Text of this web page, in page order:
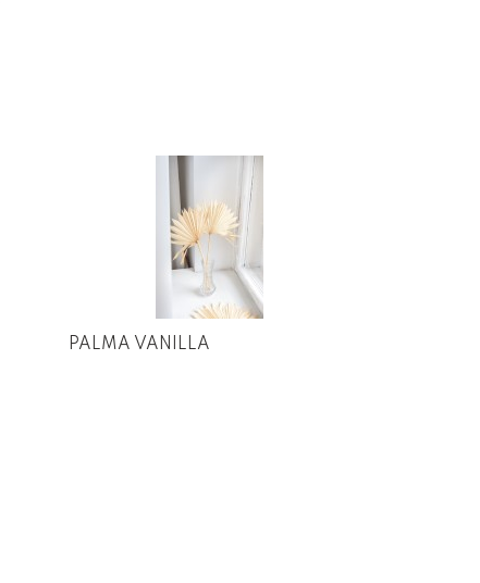
PALMA VANILLA